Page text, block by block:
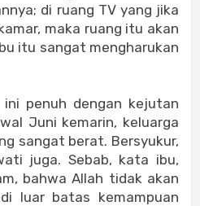
di ruang TV yang jika
maka ruang itu akan
itu sangat mengharukan
penuh dengan kejutan
Juni kemarin, keluarga
sangat berat. Bersyukur,
juga. Sebab, kata ibu,
bahwa Allah tidak akan
luar batas kemampuan